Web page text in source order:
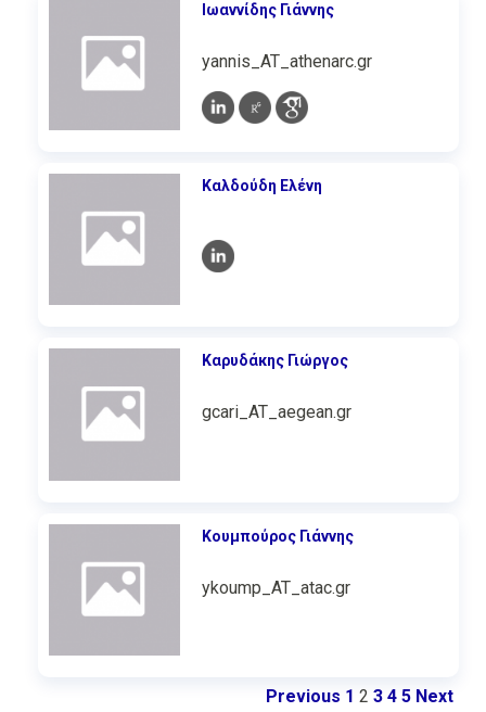
Ιωαννίδης Γιάννης
yannis_AT_athenarc.gr
Καλδούδη Ελένη
Καρυδάκης Γιώργος
gcari_AT_aegean.gr
Κουμπούρος Γιάννης
ykoump_AT_atac.gr
Previous 1 2 3 4 5 Next